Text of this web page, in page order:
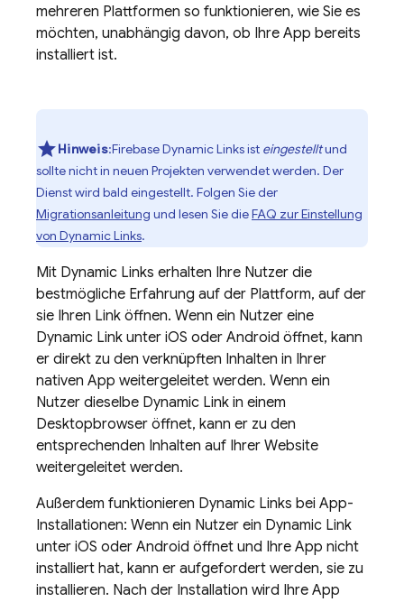
mehreren Plattformen so funktionieren, wie Sie es
möchten, unabhängig davon, ob Ihre App bereits
installiert ist.
Hinweis:Firebase Dynamic Links ist eingestelltund
sollte nicht in neuen Projekten verwendet werden. Der
Dienst wird bald eingestellt. Folgen Sie der
Migrationsanleitung und lesen Sie dieFAQ zur Einstellung
von Dynamic Links.
Mit Dynamic Links erhalten Ihre Nutzer die
bestmögliche Erfahrung auf der Plattform, auf der
sie Ihren Link öffnen. Wenn ein Nutzer eine
Dynamic Link unter iOS oder Android öffnet, kann
er direkt zu den verknüpften Inhalten in Ihrer
nativen App weitergeleitet werden. Wenn ein
Nutzer dieselbe Dynamic Link in einem
Desktopbrowser öffnet, kann er zu den
entsprechenden Inhalten auf Ihrer Website
weitergeleitet werden.
Außerdem funktionieren Dynamic Links bei App-
Installationen: Wenn ein Nutzer ein Dynamic Link
unter iOS oder Android öffnet und Ihre App nicht
installiert hat, kann er aufgefordert werden, sie zu
installieren. Nach der Installation wird Ihre App